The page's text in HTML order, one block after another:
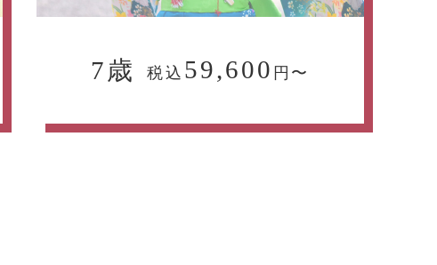
7歳 税込 59,600 円〜